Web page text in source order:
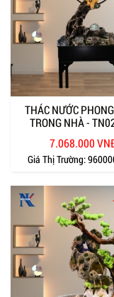
THÁC NƯỚC
TRONG NHÀ -
7.068.000
Giá Thị Trường: